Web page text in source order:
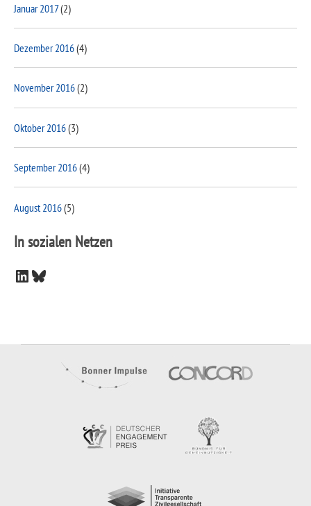
Januar 2017(2)
Dezember 2016(4)
November 2016(2)
Oktober 2016(3)
September 2016(4)
August 2016(5)
In sozialen Netzen
LinkedIn
Bluesky